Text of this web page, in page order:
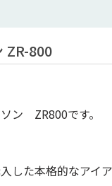
ZR-800
ン ZR800です。
した本格的なアイア